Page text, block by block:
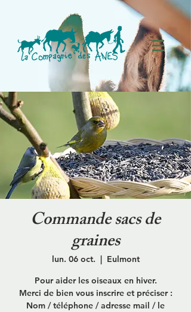
Commande sacs de
graines
lun. 06 oct.
  |
Eulmont
Pour aider les oiseaux en hiver.
Merci de bien vous inscrire et préciser :
Nom / téléphone / adresse mail / le